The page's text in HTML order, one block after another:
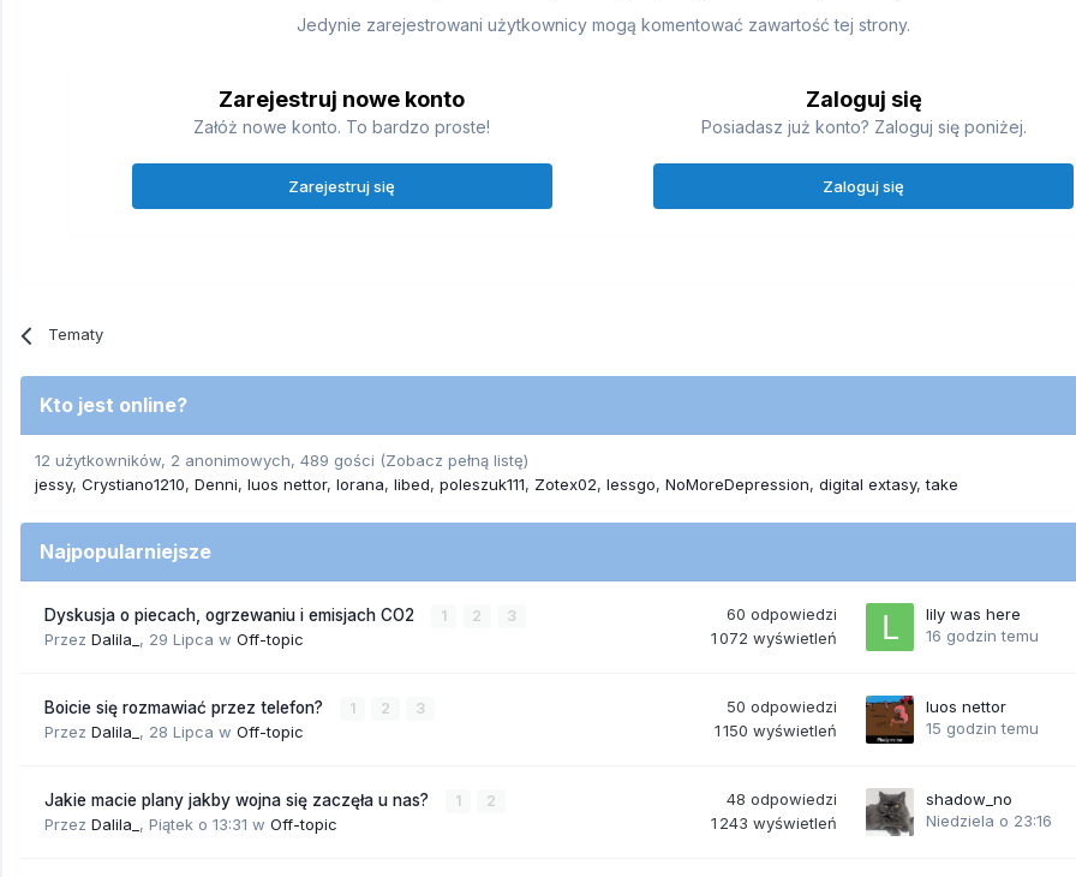
Jedynie zarejestrowani użytkownicy mogą komentować zawartość tej strony.
Zarejestruj nowe konto
Załóż nowe konto. To bardzo proste!
Zarejestruj się
Zaloguj się
Posiadasz już konto? Zaloguj się poniżej.
Zaloguj się
Tematy
Kto jest online?
12 użytkowników, 2 anonimowych, 489 gości (Zobacz pełną listę)
jessy Crystiano1210 Denni luos nettor lorana libed poleszuk111 Zotex02 lessgo NoMoreDepression digital extasy take
Najpopularniejsze
Dyskusja o piecach, ogrzewaniu i emisjach CO2 1 2 3
Przez Dalila_ , 29 Lipca w Off-topic
60 odpowiedzi
1 072 wyświetleń
lily was here
16 godzin temu
Boicie się rozmawiać przez telefon? 1 2 3
Przez Dalila_ , 28 Lipca w Off-topic
50 odpowiedzi
1 150 wyświetleń
luos nettor
15 godzin temu
Jakie macie plany jakby wojna się zaczęła u nas? 1 2
Przez Dalila_ , Piątek o 13:31 w Off-topic
48 odpowiedzi
1 243 wyświetleń
shadow_no
Niedziela o 23:16